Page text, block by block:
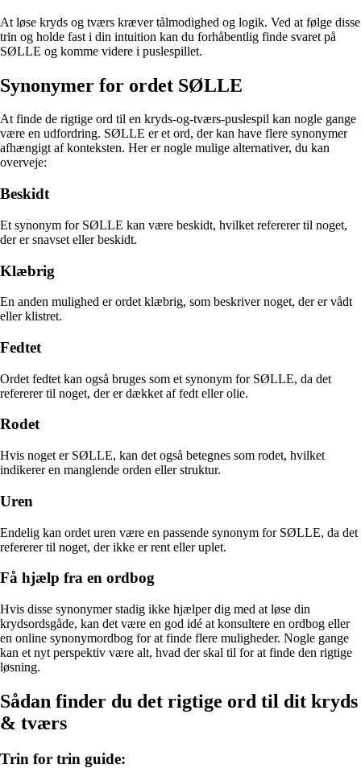
At løse kryds og tværs kræver tålmodighed og logik. Ved at følge disse
trin og holde fast i din intuition kan du forhåbentlig finde svaret på
SØLLE og komme videre i puslespillet.
Synonymer for ordet SØLLE
At finde de rigtige ord til en kryds-og-tværs-puslespil kan nogle gange
være en udfordring. SØLLE er et ord, der kan have flere synonymer
afhængigt af konteksten. Her er nogle mulige alternativer, du kan
overveje:
Beskidt
Et synonym for SØLLE kan være beskidt, hvilket refererer til noget,
der er snavset eller beskidt.
Klæbrig
En anden mulighed er ordet klæbrig, som beskriver noget, der er vådt
eller klistret.
Fedtet
Ordet fedtet kan også bruges som et synonym for SØLLE, da det
refererer til noget, der er dækket af fedt eller olie.
Rodet
Hvis noget er SØLLE, kan det også betegnes som rodet, hvilket
indikerer en manglende orden eller struktur.
Uren
Endelig kan ordet uren være en passende synonym for SØLLE, da det
refererer til noget, der ikke er rent eller uplet.
Få hjælp fra en ordbog
Hvis disse synonymer stadig ikke hjælper dig med at løse din
krydsordsgåde, kan det være en god idé at konsultere en ordbog eller
en online synonymordbog for at finde flere muligheder. Nogle gange
kan et nyt perspektiv være alt, hvad der skal til for at finde den rigtige
løsning.
Sådan finder du det rigtige ord til dit kryds
& tværs
Trin for trin guide: